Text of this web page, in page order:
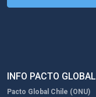
INFO PACTO GLOBAL
Pacto Global Chile (ONU)